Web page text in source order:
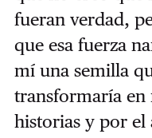
fueran verdad,
que esa fuerza
mí una semilla
transformaría
historias y por el